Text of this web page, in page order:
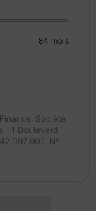
84 mois
Société
: 1 Boulevard
097 902. N°